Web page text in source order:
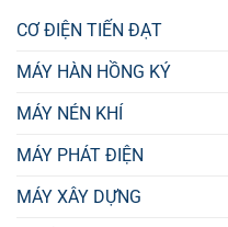
CƠ ĐIỆN TIẾN ĐẠT
MÁY HÀN HỒNG KÝ
MÁY NÉN KHÍ
MÁY PHÁT ĐIỆN
MÁY XÂY DỰNG